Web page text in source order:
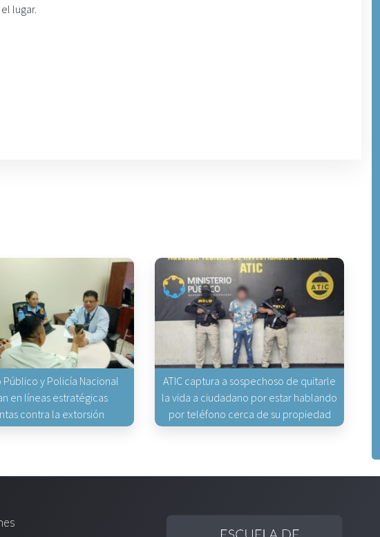
lugar.
Público y Policía Nacional
en líneas estratégicas
contra la extorsión
ATIC captura a sospechoso de quitarle
la vida a ciudadano por estar hablando
por teléfono cerca de su propiedad